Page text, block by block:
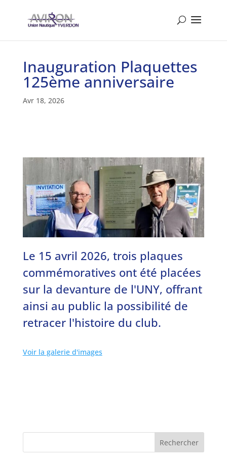
Inauguration Plaquettes
125ème anniversaire
Avr 18, 2026
Le 15 avril 2026, trois plaques
commémoratives ont été placées
sur la devanture de l'UNY, offrant
ainsi au public la possibilité de
retracer l'histoire du club.
Voir la galerie d'images